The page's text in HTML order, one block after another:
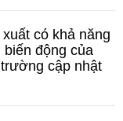
có khả năng
động của
cập nhật